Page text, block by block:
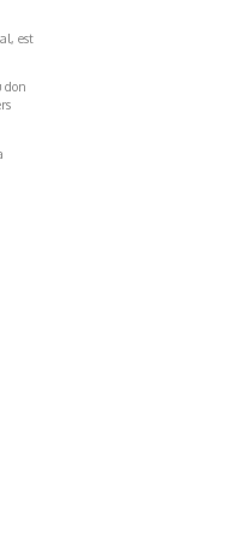
est
don